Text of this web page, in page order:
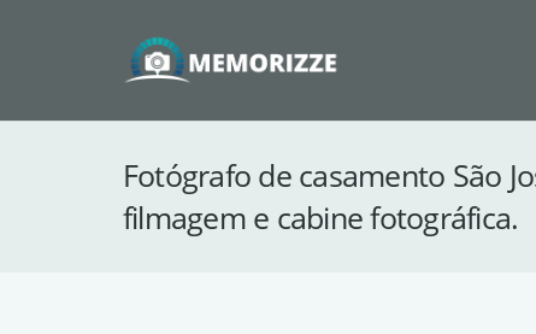
Fotógrafo de casamento São
filmagem e cabine fotográfica.